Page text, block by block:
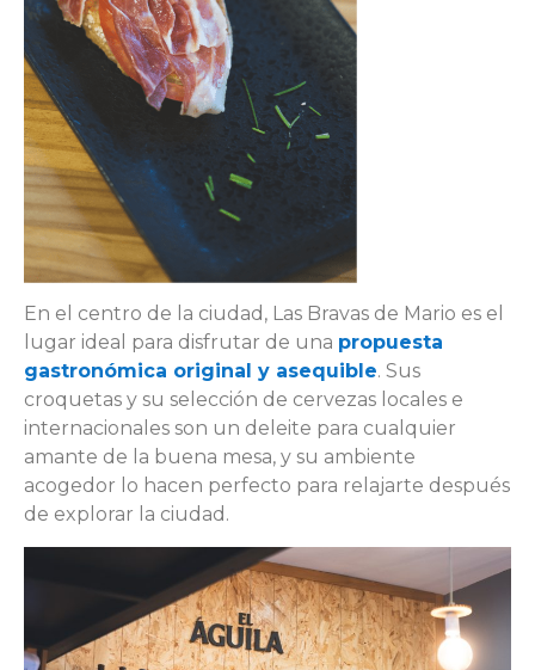
En el centro de la ciudad, Las Bravas de Mario es el
lugar ideal para disfrutar de una propuesta
gastronómica original y asequible. Sus
croquetas y su selección de cervezas locales e
internacionales son un deleite para cualquier
amante de la buena mesa, y su ambiente
acogedor lo hacen perfecto para relajarte después
de explorar la ciudad.